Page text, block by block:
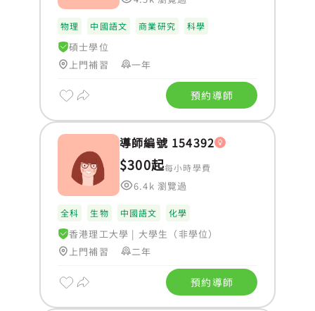
物理 中國語文 商業研究 科學
碩士學位
上門補習
一年
預約導師
導師編號 154392
$300起每小時學費
6.4k 瀏覽過
全科 生物 中國語文 化學
香港理工大學 | 大學生（非學位）
上門補習
二年
預約導師